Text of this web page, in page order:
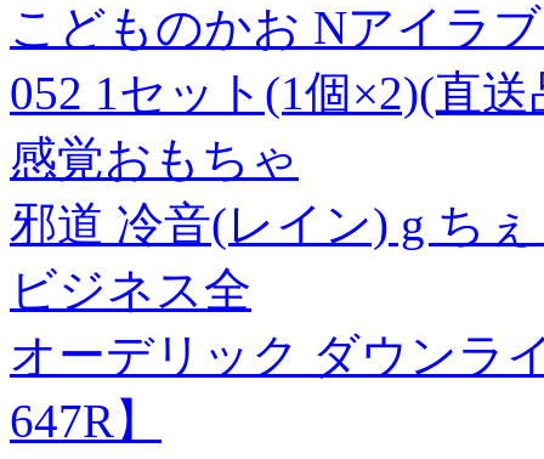
こどものかお Nアイラ
052 1セット(1個×2)(直送
感覚おもちゃ
邪道 冷音(レイン) g ち
ビジネス全
オーデリック ダウンラ
647R】